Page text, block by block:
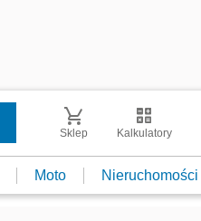
Sklep Kalkulatory
Moto Nieruchomości